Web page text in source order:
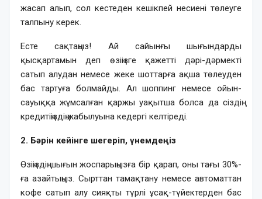
жасап алып, сол кестеден кешікпей несиені төлеуге
талпыну керек.
Есте сақтаңыз! Ай сайынғы шығындарды
қысқартамын деп өзіңізге қажетті дәрі-дәрмекті
сатып алудан немесе жеке шоттарға ақша төлеуден
бас тартуға болмайды. Ал шоппинг немесе ойын-
сауыққа жұмсалған қаржы уақытша болса да сіздің
кредитіңіздің жабылуына кедергі келтіреді.
2. Бәрін кейінге шегеріп, үнемдеңіз
Өзіңіздің шығын жоспарыңызға бір қарап, оны тағы 30%-
ға азайтыңыз. Сырттан тамақтану немесе автоматтан
кофе сатып алу сияқты түрлі ұсақ-түйектерден бас